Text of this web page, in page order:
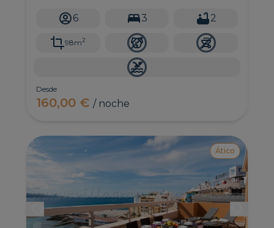
personas privilegiadas.
6 3 2
98m2
Desde
160,00 €/ noche
Ático